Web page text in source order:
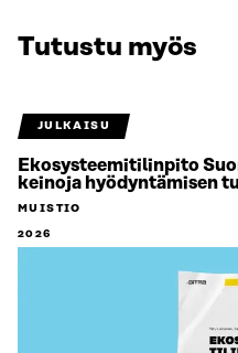
Tutustu myös
JULKAISU
Ekosysteemitilinpito
keinoja hyödyntämisen
MUISTIO
2026